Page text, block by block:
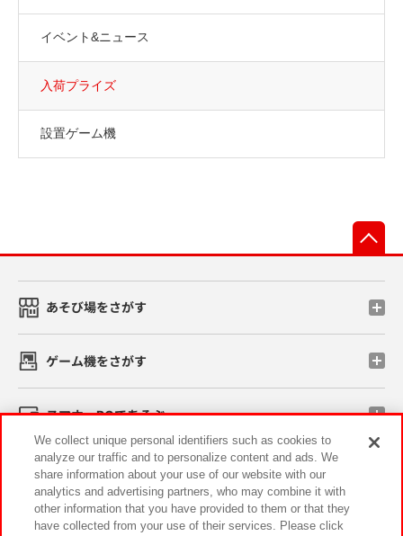
イベント&ニュース
入荷プライズ
設置ゲーム機
あそび場をさがす
ゲーム機をさがす
スマホ・PCであそぶ
イベント・キャンペーン
We collect unique personal identifiers such as cookies to
analyze our traffic and to personalize content and ads. We
share information about your use of our website with our
analytics and advertising partners, who may combine it with
other information that you have provided to them or that they
have collected from your use of their services. Please click